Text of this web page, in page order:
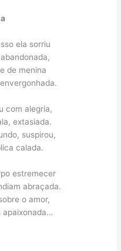
ela sorriu
de menina
com alegria,
extasiada.
suspirou,
calada.
estremecer
abraçada.
o amor,
apaixonada…